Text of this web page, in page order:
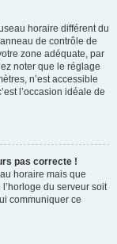
horaire différent du
de contrôle de
zone adéquate, par
noter que le réglage
n’est accessible
l’occasion idéale de
pas correcte !
horaire mais que
l’horloge du serveur soit
communiquer ce